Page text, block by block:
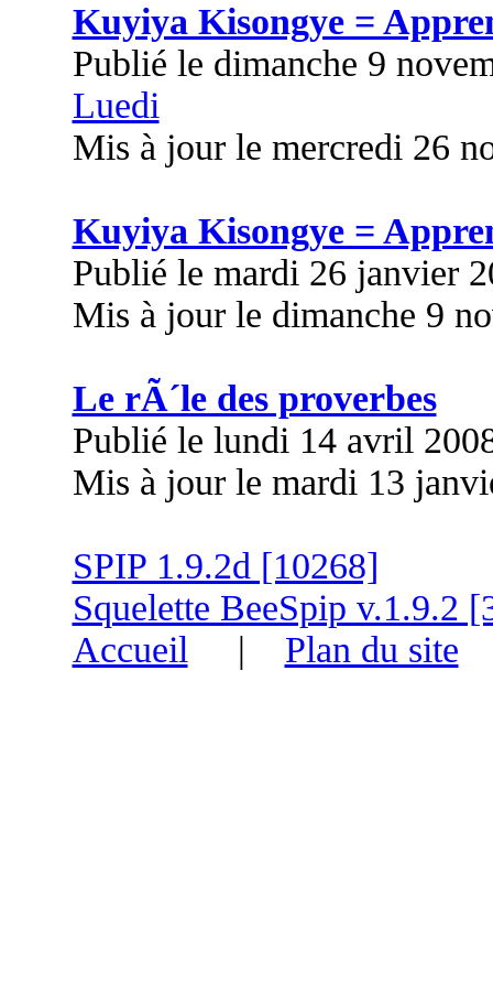
Kuyiya Kisongye =
Publié le dimanche 9
Luedi
Mis à jour le mercredi 26
Kuyiya Kisongye =
Publié le mardi 26 janvier
Mis à jour le dimanche 9
Le rÃ´le des proverbes
Publié le lundi 14 avril
Mis à jour le mardi 13
SPIP 1.9.2d [10268]
Squelette BeeSpip v.1.9.2
Accueil | Plan du site